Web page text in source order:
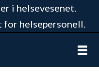
i helsevesenet.
for helsepersonell.